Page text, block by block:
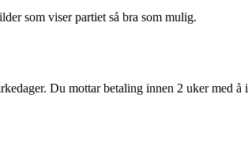
som viser partiet så bra som mulig.
Du mottar betaling innen 2 uker med